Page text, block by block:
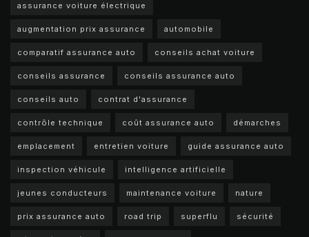
assurance voiture électrique
augmentation prix assurance automobile
comparatif assurance auto conseils achat voiture
conseils assurance conseils assurance auto
conseils auto contrat d'assurance
contrôle technique coût assurance auto démarches
emplacement entretien voiture guide assurance auto
inspection véhicule intelligence artificielle
jeunes conducteurs maintenance voiture nature
prix assurance auto road trip superflu sécurité